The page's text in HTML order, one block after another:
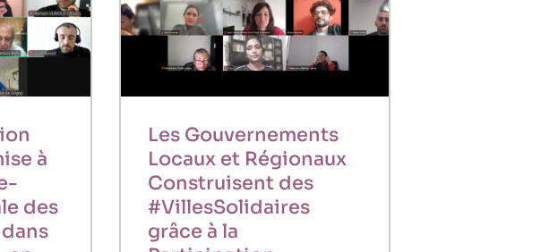
à
des
Les Gouvernements
Locaux et Régionaux
Construisent des
#VillesSolidaires
grâce à la